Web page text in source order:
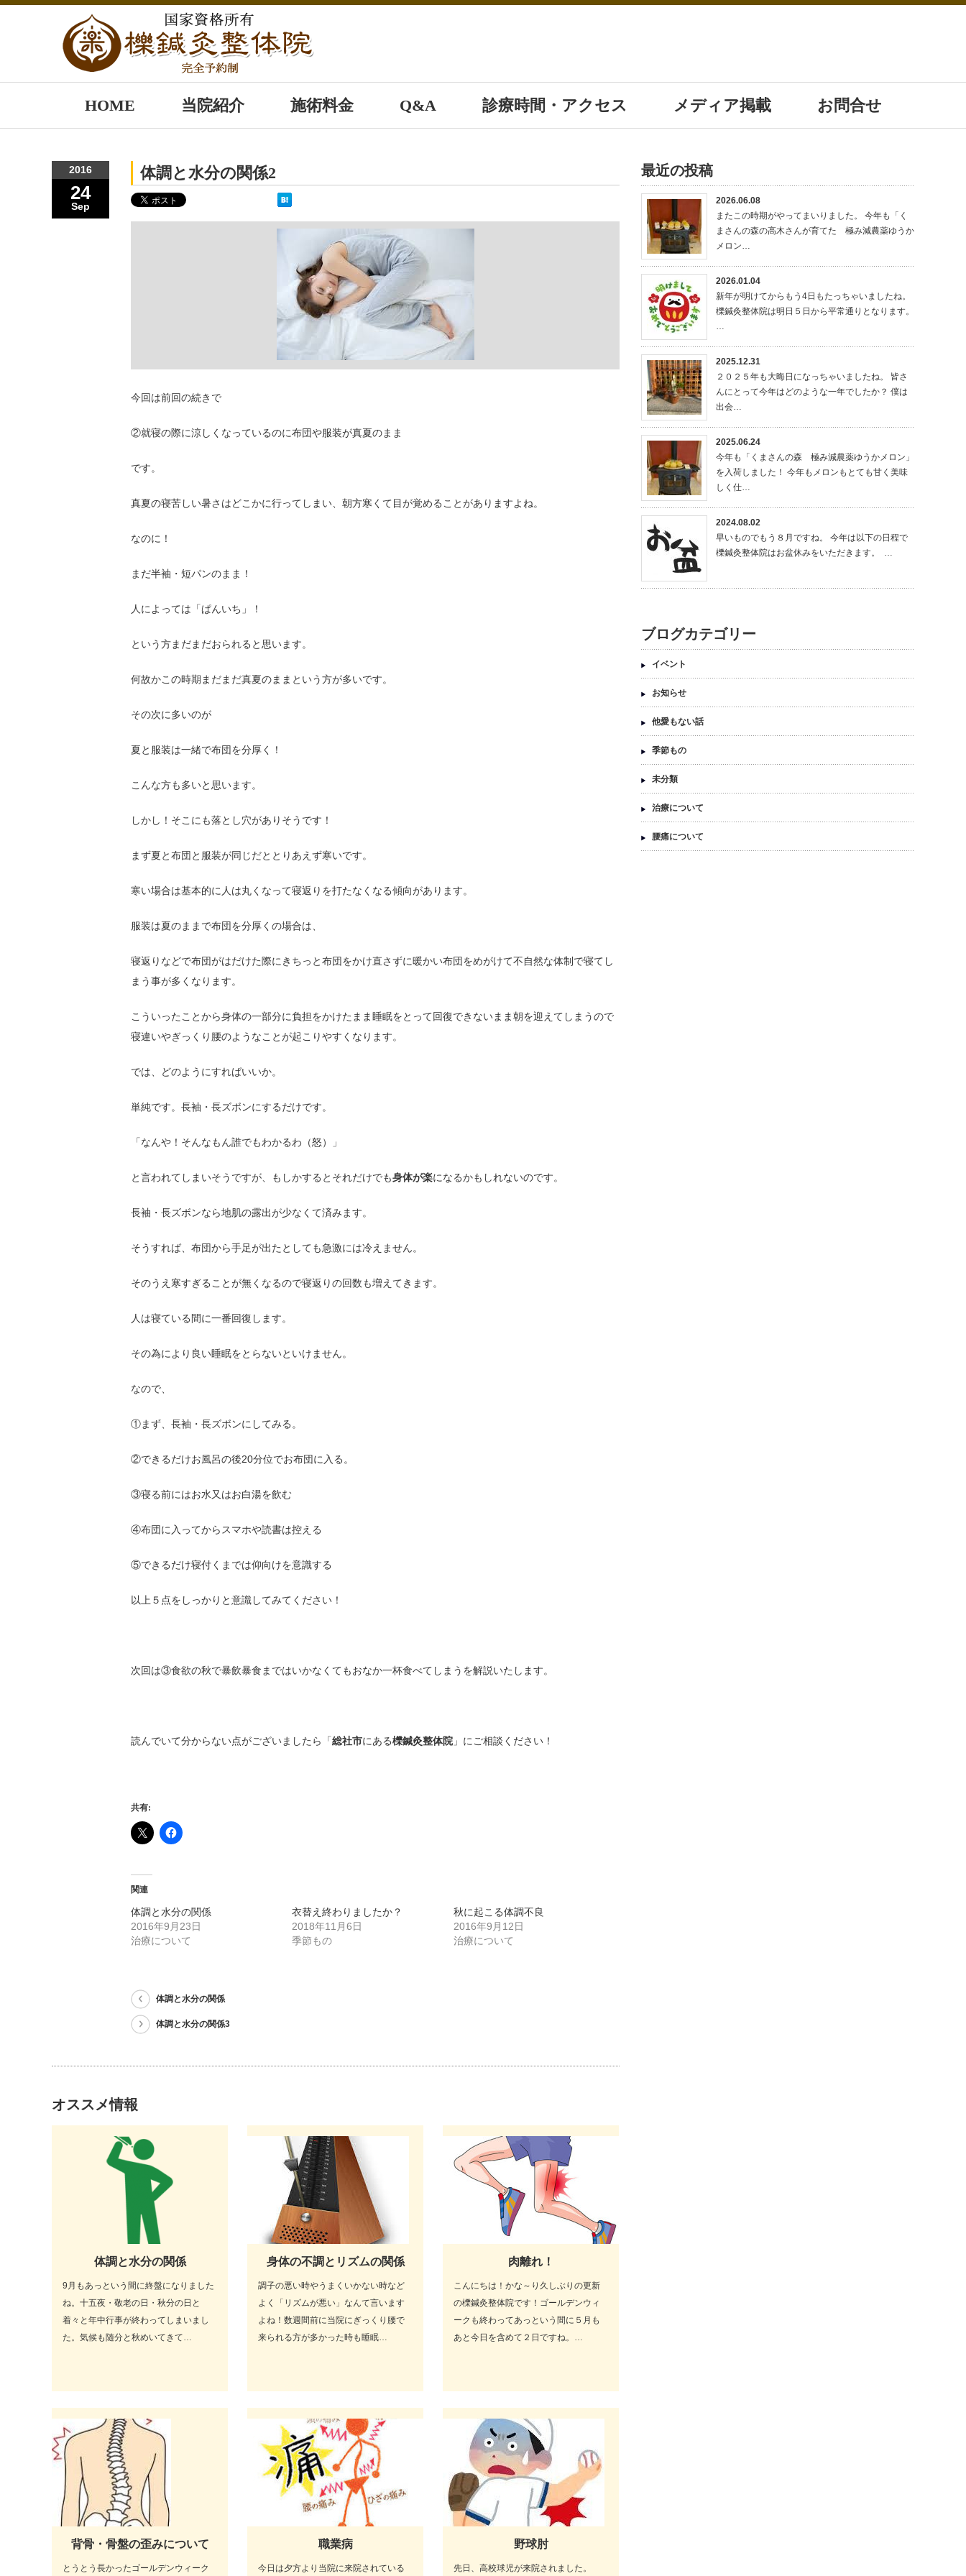
HOME 当院紹介 施術料金 Q&A 診療時間・アクセス メディア掲載 お問合せ
2016
24
Sep
体調と水分の関係2
今回は前回の続きで
②就寝の際に涼しくなっているのに布団や服装が真夏のまま
です。
真夏の寝苦しい暑さはどこかに行ってしまい、朝方寒くて目が覚めることがありますよね。
なのに！
まだ半袖・短パンのまま！
人によっては「ぱんいち」！
という方まだまだおられると思います。
何故かこの時期まだまだ真夏のままという方が多いです。
その次に多いのが
夏と服装は一緒で布団を分厚く！
こんな方も多いと思います。
しかし！そこにも落とし穴がありそうです！
まず夏と布団と服装が同じだととりあえず寒いです。
寒い場合は基本的に人は丸くなって寝返りを打たなくなる傾向があります。
服装は夏のままで布団を分厚くの場合は、
寝返りなどで布団がはだけた際にきちっと布団をかけ直さずに暖かい布団をめがけて不自然な体制で寝てし
まう事が多くなります。
こういったことから身体の一部分に負担をかけたまま睡眠をとって回復できないまま朝を迎えてしまうので
寝違いやぎっくり腰のようなことが起こりやすくなります。
では、どのようにすればいいか。
単純です。長袖・長ズボンにするだけです。
「なんや！そんなもん誰でもわかるわ（怒）」
と言われてしまいそうですが、もしかするとそれだけでも身体が楽になるかもしれないのです。
長袖・長ズボンなら地肌の露出が少なくて済みます。
そうすれば、布団から手足が出たとしても急激には冷えません。
そのうえ寒すぎることが無くなるので寝返りの回数も増えてきます。
人は寝ている間に一番回復します。
その為により良い睡眠をとらないといけません。
なので、
①まず、長袖・長ズボンにしてみる。
②できるだけお風呂の後20分位でお布団に入る。
③寝る前にはお水又はお白湯を飲む
④布団に入ってからスマホや読書は控える
⑤できるだけ寝付くまでは仰向けを意識する
以上５点をしっかりと意識してみてください！
次回は③食欲の秋で暴飲暴食まではいかなくてもおなか一杯食べてしまうを解説いたします。
読んでいて分からない点がございましたら「総社市にある櫟鍼灸整体院 」にご相談ください！
共有:
関連
体調と水分の関係
2016年9月23日
治療について
衣替え終わりましたか？
2018年11月6日
季節もの
秋に起こる体調不良
2016年9月12日
治療について
体調と水分の関係
体調と水分の関係3
オススメ情報
体調と水分の関係
9月もあっという間に終盤になりました
ね。十五夜・敬老の日・秋分の日と
着々と年中行事が終わってしまいまし
た。気候も随分と秋めいてきて…
身体の不調とリズムの関係
調子の悪い時やうまくいかない時など
よく「リズムが悪い」なんて言います
よね！数週間前に当院にぎっくり腰で
来られる方が多かった時も睡眠…
肉離れ！
こんにちは！かな～り久しぶりの更新
の櫟鍼灸整体院です！ゴールデンウィ
ークも終わってあっという間に５月も
あと今日を含めて２日ですね。…
背骨・骨盤の歪みについて
とうとう長かったゴールデンウィーク
職業病
今日は夕方より当院に来院されている
野球肘
先日、高校球児が来院されました。
最近の投稿
2026.06.08
またこの時期がやってまいりました。 今年も「く
まさんの森の高木さんが育てた 極み減農薬ゆうか
メロン…
2026.01.04
新年が明けてからもう4日もたっちゃいましたね。
櫟鍼灸整体院は明日５日から平常通りとなります。
…
2025.12.31
２０２５年も大晦日になっちゃいましたね。 皆さ
んにとって今年はどのような一年でしたか？ 僕は
出会…
2025.06.24
今年も「くまさんの森 極み減農薬ゆうかメロン」
を入荷しました！ 今年もメロンもとても甘く美味
しく仕…
2024.08.02
早いものでもう８月ですね。 今年は以下の日程で
櫟鍼灸整体院はお盆休みをいただきます。 …
ブログカテゴリー
イベント
お知らせ
他愛もない話
季節もの
未分類
治療について
腰痛について